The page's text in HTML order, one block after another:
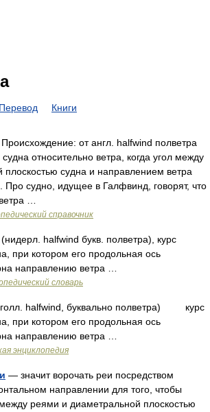
Перевод Книги
от англ. halfwind полветра
судна относительно ветра, когда угол между
плоскостью судна и направлением ветра
Про судно, идущее в Галфвинд, говорят, что
…
справочник
halfwind букв. полветра), курс
при котором его продольная ось
направлению ветра …
словарь
halfwind, буквально полветра) курс
при котором его продольная ось
направлению ветра …
энциклопедия
— значит ворочать реи посредством
направлении для того, чтобы
реями и диаметральной плоскостью